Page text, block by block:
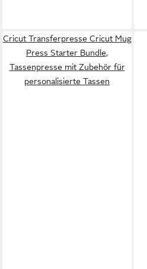
Cricut Transferpresse Cricut Mug
Press Starter Bundle,
Tassenpresse mit Zubehör für
personalisierte Tassen